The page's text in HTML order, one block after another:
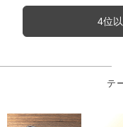
4位
テ